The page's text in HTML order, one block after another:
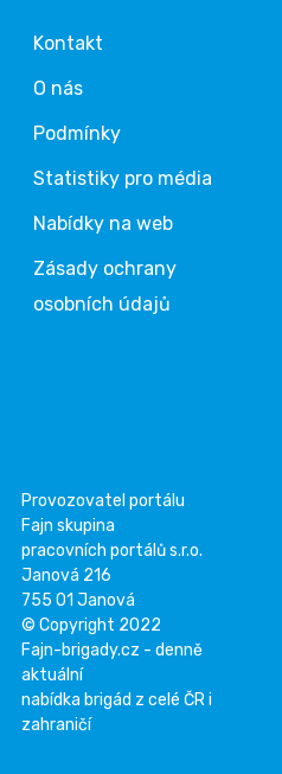
Kontakt
O nás
Podmínky
Statistiky pro média
Nabídky na web
Zásady ochrany
osobních údajů
Provozovatel portálu
Fajn skupina
pracovních portálů s.r.o.
Janová 216
755 01 Janová
© Copyright 2022
Fajn-brigady.cz - denně
aktuální
nabídka brigád z celé ČR i
zahraničí